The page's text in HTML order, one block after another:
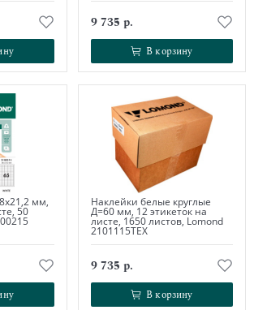
9 735 р.
В корзину
В корзину
мм,
50
Наклейки белые круглые
Д=60 мм, 12 этикеток на
листе, 1650 листов, Lomond
2101115ТЕХ
9 735 р.
В корзину
В корзину